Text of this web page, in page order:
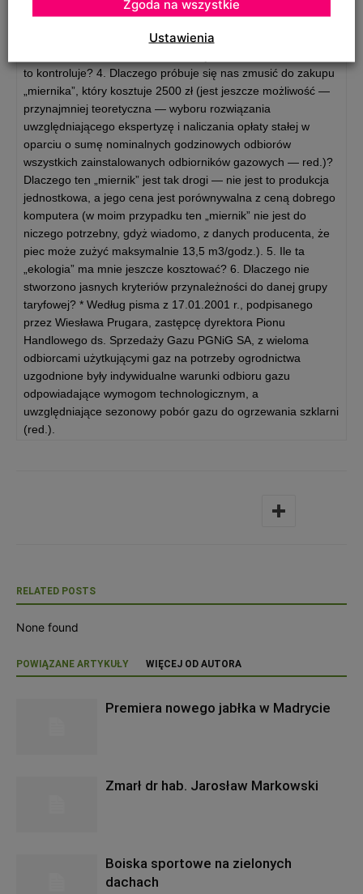
kierowano i czy przewidziano, że może to spowodować
wzrost kosztów ogrzewania nawet o kilkadziesiąt procent? 3.
to kontroluje? 4. Dlaczego próbuje się nas zmusić do zakupu
„miernika”, który kosztuje 2500 zł (jest jeszcze możliwość —
przynajmniej teoretyczna — wyboru rozwiązania
uwzględniającego ekspertyzę i naliczania opłaty stałej w
oparciu o sumę nominalnych godzinowych odbiorów
wszystkich zainstalowanych odbiorników gazowych — red.)?
Dlaczego ten „miernik” jest tak drogi — nie jest to produkcja
jednostkowa, a jego cena jest porównywalna z ceną dobrego
komputera (w moim przypadku ten „miernik” nie jest do
niczego potrzebny, gdyż wiadomo, z danych producenta, że
piec może zużyć maksymalnie 13,5 m3/godz.). 5. Ile ta
„ekologia” ma mnie jeszcze kosztować? 6. Dlaczego nie
stworzono jasnych kryteriów przynależności do danej grupy
taryfowej? * Według pisma z 17.01.2001 r., podpisanego
przez Wiesława Prugara, zastępcę dyrektora Pionu
Handlowego ds. Sprzedaży Gazu PGNiG SA, z wieloma
odbiorcami użytkującymi gaz na potrzeby ogrodnictwa
uzgodnione były indywidualne warunki odbioru gazu
odpowiadające wymogom technologicznym, a
uwzględniające sezonowy pobór gazu do ogrzewania szklarni
(red.).
RELATED POSTS
None found
POWIĄZANE ARTYKUŁY WIĘCEJ OD AUTORA
Premiera nowego jabłka w Madrycie
Zmarł dr hab. Jarosław Markowski
Boiska sportowe na zielonych
dachach
Ustawienia
Zgoda na wszystkie